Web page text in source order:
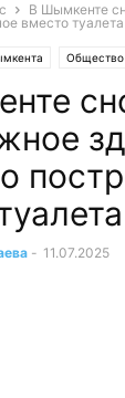
В Шымкенте
вместо туалета
Общество
- 11.07.2025